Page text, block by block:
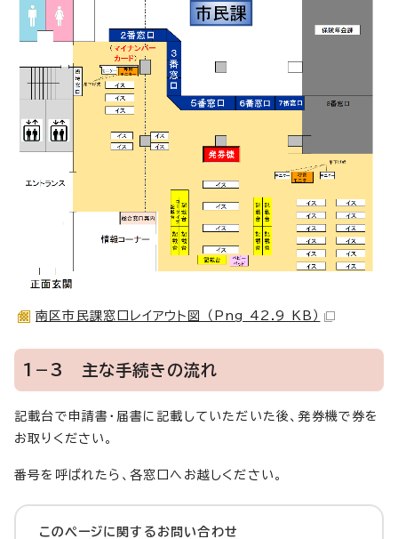
南区市民課窓口レイアウト図 （Png 42.9 KB）
1－3 主な手続きの流れ
記載台で申請書・届書に記載していただいた後、発券機で券を
お取りください。
番号を呼ばれたら、各窓口へお越しください。
このページに関する お問い合わせ